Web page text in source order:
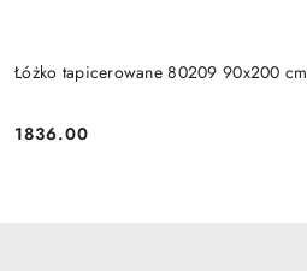
Łóżko tapicerowane 80209 90x200 cm
Cena:
1836.00